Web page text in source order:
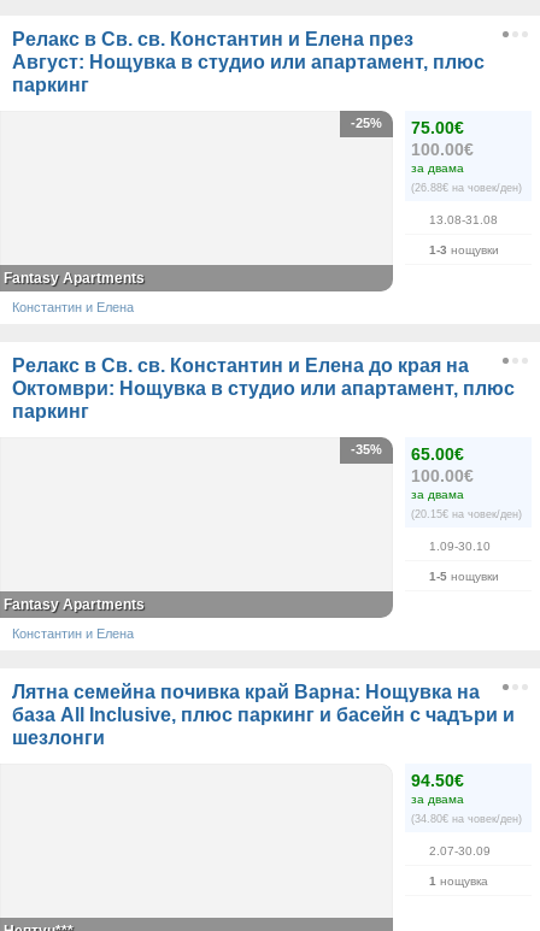
Релакс в Св. св. Константин и Елена през
Август: Нощувка в студио или апартамент, плюс
паркинг
75.00€
100.00€
за двама
(26.88€ на човек/ден)
13.08-31.08
1-3 нощувки
-25%
Fantasy Apartments
Константин и Елена
Релакс в Св. св. Константин и Елена до края на
Октомври: Нощувка в студио или апартамент, плюс
паркинг
65.00€
100.00€
за двама
(20.15€ на човек/ден)
1.09-30.10
1-5 нощувки
-35%
Fantasy Apartments
Константин и Елена
Лятна семейна почивка край Варна: Нощувка на
база All Inclusive, плюс паркинг и басейн с чадъри и
шезлонги
94.50€
за двама
(34.80€ на човек/ден)
2.07-30.09
1 нощувка